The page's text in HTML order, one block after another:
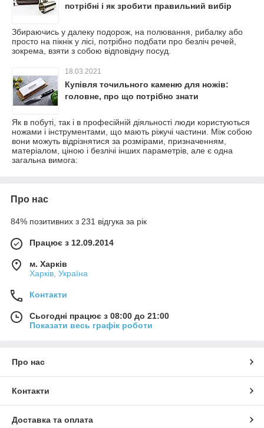
потрібні і як зробити правильний вибір
Збираючись у далеку подорож, на полювання, рибалку або
просто на пікнік у лісі, потрібно подбати про безліч речей,
зокрема, взяти з собою відповідну посуд.
18.03.2021
Купівля точильного каменю для ножів:
головне, про що потрібно знати
Як в побуті, так і в професійній діяльності люди користуються
ножами і інструментами, що мають ріжучі частини. Між собою
вони можуть відрізнятися за розмірами, призначенням,
матеріалом, ціною і безлічі інших параметрів, але є одна
загальна вимога:
Про нас
84% позитивних з 231 відгука за рік
Працює з 12.09.2014
м. Харків
Харків, Україна
Контакти
Сьогодні працює з 08:00 до 21:00
Показати весь графік роботи
Про нас
Контакти
Доставка та оплата